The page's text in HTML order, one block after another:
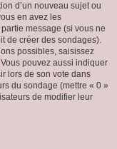
d’un nouveau sujet ou
en avez les
message (si vous ne
de créer des sondages).
possibles, saisissez
pouvez aussi indiquer
lors de son vote dans
du sondage (mettre « 0 »
de modifier leur